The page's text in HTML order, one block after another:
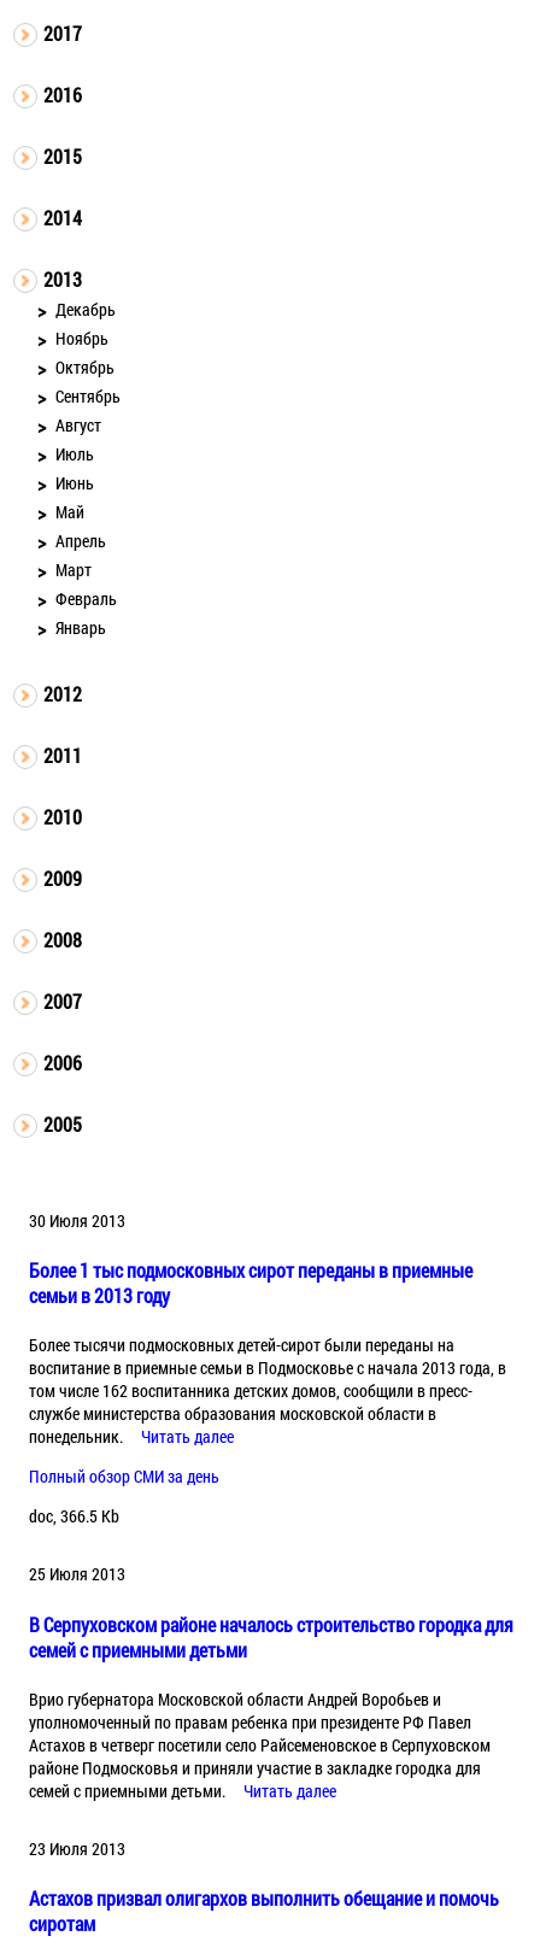
2017
2016
2015
2014
2013
Декабрь
Ноябрь
Октябрь
Сентябрь
Август
Июль
Июнь
Май
Апрель
Март
Февраль
Январь
2012
2011
2010
2009
2008
2007
2006
2005
30 Июля 2013
Более 1 тыс подмосковных сирот переданы в приемные
семьи в 2013 году
Более тысячи подмосковных детей-сирот были переданы на
воспитание в приемные семьи в Подмосковье с начала 2013 года, в
том числе 162 воспитанника детских домов, сообщили в пресс-
службе министерства образования московской области в
понедельник.
Читать далее
Полный обзор СМИ за день
doc, 366.5 Kb
25 Июля 2013
В Серпуховском районе началось строительство городка для
семей с приемными детьми
Врио губернатора Московской области Андрей Воробьев и
уполномоченный по правам ребенка при президенте РФ Павел
Астахов в четверг посетили село Райсеменовское в Серпуховском
районе Подмосковья и приняли участие в закладке городка для
семей с приемными детьми.
Читать далее
23 Июля 2013
Астахов призвал олигархов выполнить обещание и помочь
сиротам